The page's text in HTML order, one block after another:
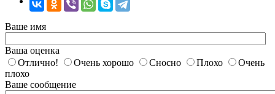
Ваше имя
Ваша оценка
Отлично!
Очень хорошо Сносно Плохо
Очень
плохо
Ваше сообщение